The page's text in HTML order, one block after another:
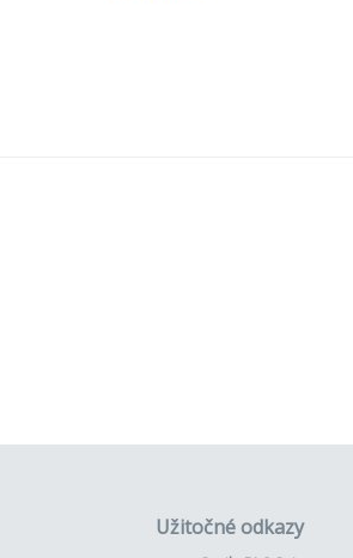
Užitočné odkazy